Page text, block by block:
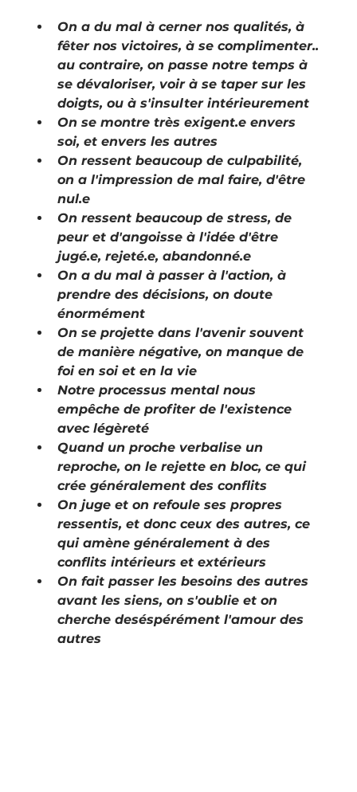
On a du mal à cerner nos qualités, à
fêter nos victoires, à se complimenter..
au contraire, on passe notre temps à
se dévaloriser, voir à se taper sur les
doigts, ou à s'insulter intérieurement
On se montre très exigent.e envers
soi, et envers les autres
On ressent beaucoup de culpabilité,
on a l'impression de mal faire, d'être
nul.e
On ressent beaucoup de stress, de
peur et d'angoisse à l'idée d'être
jugé.e, rejeté.e, abandonné.e
On a du mal à passer à l'action, à
prendre des décisions, on doute
énormément
On se projette dans l'avenir souvent
de manière négative, on manque de
foi en soi et en la vie
Notre processus mental nous
empêche de profiter de l'existence
avec légèreté
Quand un proche verbalise un
reproche, on le rejette en bloc, ce qui
crée généralement des conflits
On juge et on refoule ses propres
ressentis, et donc ceux des autres, ce
qui amène généralement à des
conflits intérieurs et extérieurs
On fait passer les besoins des autres
avant les siens, on s'oublie et on
cherche deséspérément l'amour des
autres